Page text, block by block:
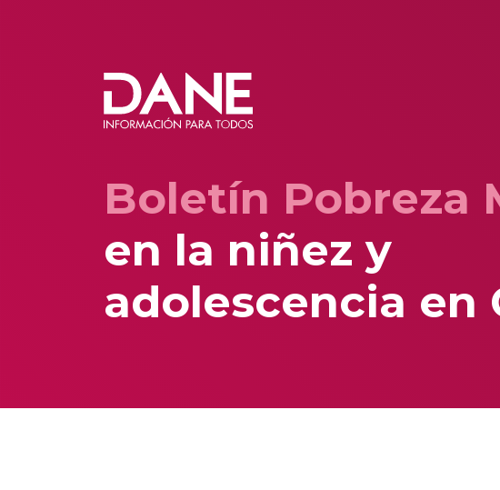
Boletín Pobreza
en la niñez y
adolescencia en